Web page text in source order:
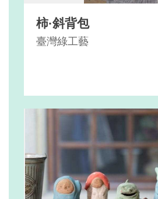
柿·斜背包
臺灣綠工藝